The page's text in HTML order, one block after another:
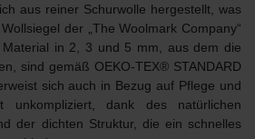
aus reiner Schurwolle hergestellt, was
der „The Woolmark Company“
Material in 2, 3 und 5 mm, aus dem die
sind gemäß OEKO-TEX® STANDARD
sich auch in Bezug auf Pflege und
unkompliziert, dank des natürlichen
der dichten Struktur, die ein schnelles